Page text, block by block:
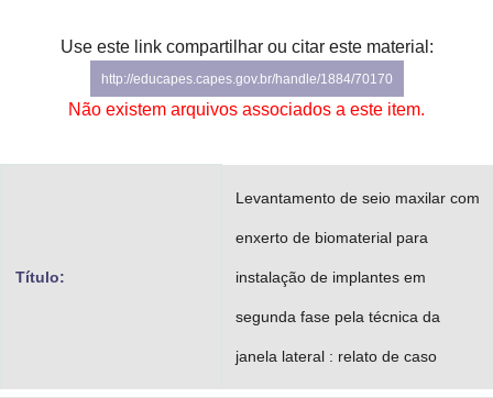
Advocacia-Geral da União
Banco Central do Brasil
Planalto
Use este link compartilhar ou citar este material:
http://educapes.capes.gov.br/handle/1884/70170
Não existem arquivos associados a este item.
Título:
Levantamento de seio maxilar com
enxerto de biomaterial para
instalação de implantes em
segunda fase pela técnica da
janela lateral : relato de caso